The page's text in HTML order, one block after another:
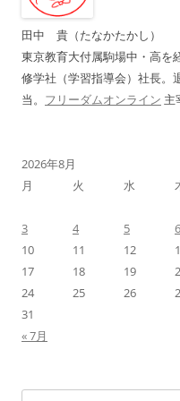
田中 貴（たなかたかし）
東京教育大付属駒場中・高を
修学社（学習指導会）社長。
当。 フリーダムオンライン 主
2026年8月
月
火 水
3
4 5 6
10
11 12
17
18 19
24
25 26
31
« 7月